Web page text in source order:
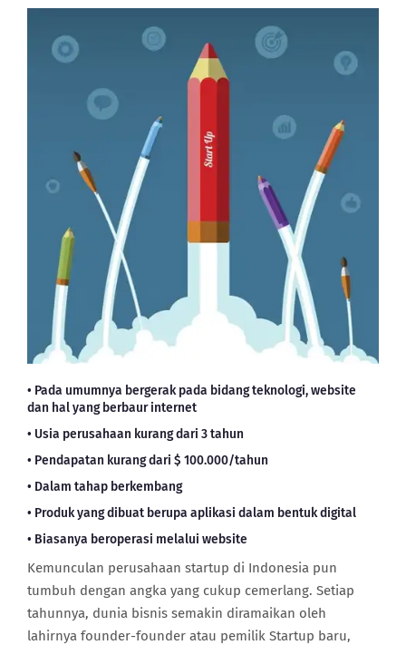
• Pada umumnya bergerak pada bidang teknologi, website
dan hal yang berbaur internet
• Usia perusahaan kurang dari 3 tahun
• Pendapatan kurang dari $ 100.000/tahun
• Dalam tahap berkembang
• Produk yang dibuat berupa aplikasi dalam bentuk digital
• Biasanya beroperasi melalui website
Kemunculan perusahaan startup di Indonesia pun
tumbuh dengan angka yang cukup cemerlang. Setiap
tahunnya, dunia bisnis semakin diramaikan oleh
lahirnya founder-founder atau pemilik Startup baru,